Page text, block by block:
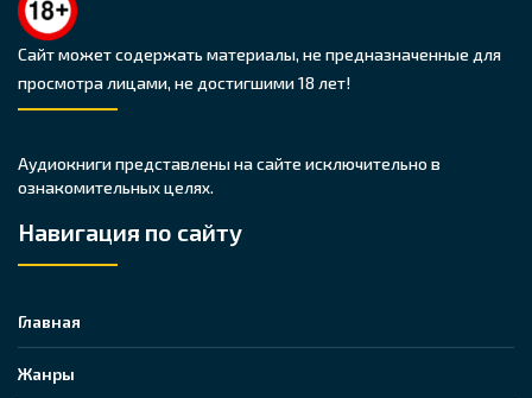
Сайт может содержать материалы, не предназначенные для
просмотра лицами, не достигшими 18 лет!
Аудиокниги представлены на сайте исключительно в
ознакомительных целях.
Навигация по сайту
Главная
Жанры